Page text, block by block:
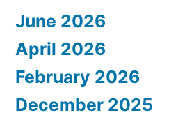
June 2026
April 2026
February 2026
December 2025